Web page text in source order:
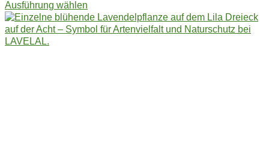
Ausführung wählen
Produkt
weist